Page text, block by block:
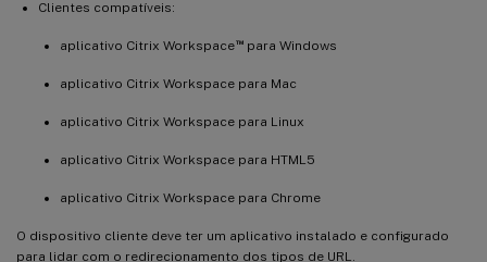
Clientes compatíveis:
aplicativo Citrix Workspace™para Windows
aplicativo Citrix Workspace para Mac
aplicativo Citrix Workspace para Linux
aplicativo Citrix Workspace para HTML5
aplicativo Citrix Workspace para Chrome
O dispositivo cliente deve ter um aplicativo instalado e configurado
para lidar com o redirecionamento dos tipos de URL.